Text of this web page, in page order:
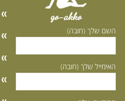
go-akko
השם שלך (חובה)
האימייל שלך (חובה)